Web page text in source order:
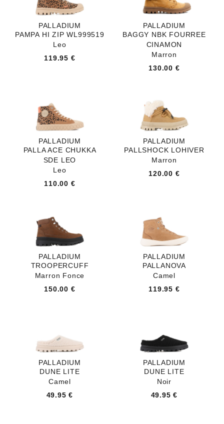
PALLADIUM
PAMPA HI ZIP WL999519
Leo
119.95 €
PALLADIUM
BAGGY NBK FOURREE
CINAMON
Marron
130.00 €
PALLADIUM
PALLA ACE CHUKKA
SDE LEO
Leo
110.00 €
PALLADIUM
PALLSHOCK LOHIVER
Marron
120.00 €
PALLADIUM
TROOPERCUFF
Marron Fonce
150.00 €
PALLADIUM
PALLANOVA
Camel
119.95 €
PALLADIUM
DUNE LITE
Camel
49.95 €
PALLADIUM
DUNE LITE
Noir
49.95 €